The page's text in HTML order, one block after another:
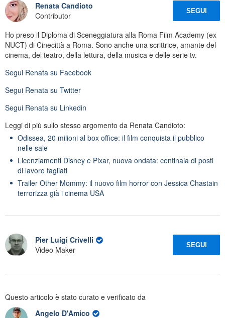
Renata Candioto
Contributor
SEGUI
Ho preso il Diploma di Sceneggiatura alla Roma Film Academy (ex
NUCT) di Cinecittà a Roma. Sono anche una scrittrice, amante del
cinema, del teatro, della lettura, della musica e delle serie tv.
Segui Renata su Facebook
Segui Renata su Twitter
Segui Renata su Linkedin
Leggi di più sullo stesso argomento da Renata Candioto:
Odissea, 20 milioni al box office: il film conquista il pubblico
nelle sale
Licenziamenti Disney e Pixar, nuova ondata: centinaia di posti
di lavoro tagliati
Trailer Other Mommy: il nuovo film horror con Jessica Chastain
terrorizza già i cinema USA
Pier Luigi Crivelli
Video Maker
SEGUI
Questo articolo è stato curato e verificato da
Angelo D'Amico